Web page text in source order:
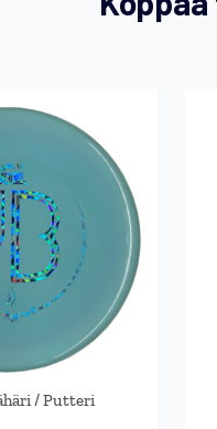
/ Putteri
Tällä
tuotteella
on
useampi
muunnelma.
Voit
tehdä
valinnat
tuotteen
sivulla.